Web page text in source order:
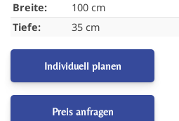
Breite:
100 cm
Tiefe:
35 cm
Individuell planen
Preis anfragen